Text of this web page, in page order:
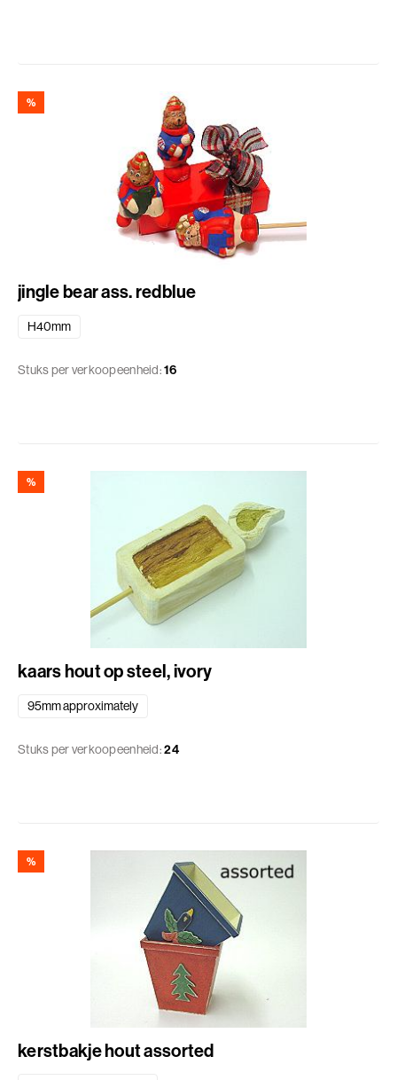
%
jingle bear ass. redblue
H40mm
Stuks per verkoopeenheid:16
%
kaars hout op steel, ivory
95mm approximately
Stuks per verkoopeenheid:24
%
kerstbakje hout assorted